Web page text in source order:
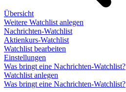
Übersicht
Weitere Watchlist anlegen
Nachrichten-Watchlist
Aktienkurs-Watchlist
Watchlist bearbeiten
Einstellungen
Was bringt eine Nachrichten-Watchlist?
Watchlist anlegen
Was bringt eine Nachrichten-Watchlist?